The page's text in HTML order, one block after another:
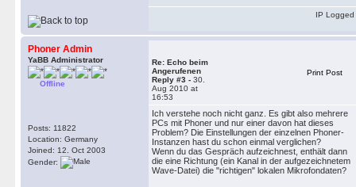
IP Logged
Phoner Admin
YaBB Administrator
Offline
Posts: 11822
Location: Germany
Joined: 12. Oct 2003
Gender:
Re: Echo beim
Angerufenen
Reply #3 - 30.
Aug 2010 at
16:53
Print Post
Ich verstehe noch nicht ganz. Es gibt also mehrere
PCs mit Phoner und nur einer davon hat dieses
Problem? Die Einstellungen der einzelnen Phoner-
Instanzen hast du schon einmal verglichen?
Wenn du das Gespräch aufzeichnest, enthält dann
die eine Richtung (ein Kanal in der aufgezeichnetem
Wave-Datei) die "richtigen" lokalen Mikrofondaten?